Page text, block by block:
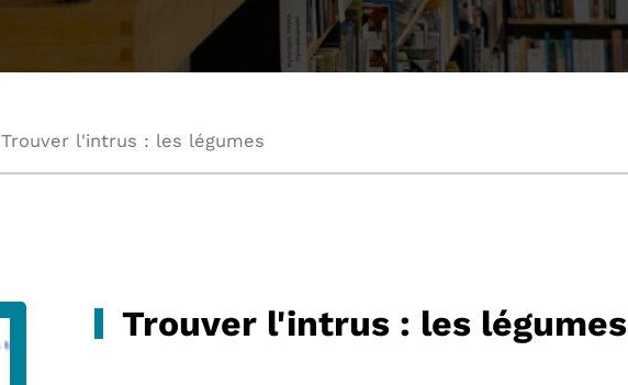
Trouver l'intrus : les légumes
Trouver l'intrus : les légumes